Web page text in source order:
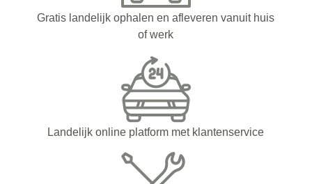
Gratis landelijk ophalen en afleveren vanuit huis
of werk
Landelijk online platform met klantenservice